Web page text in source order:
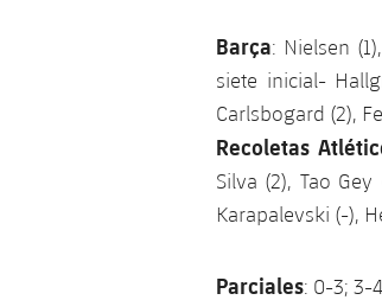
Barça: Nielsen
siete inicial-
Carlsbogard (2),
Recoletas
Silva (2), Tao
Karapalevski (-),
Parciales: 0-3; 3-